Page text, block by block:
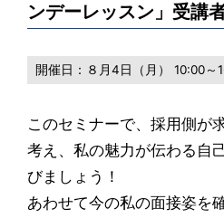
ンデーレッスン」受講
開催日： ８月4日（月） 10:00～
このセミナーで、採用側が
考え、私の魅力が伝わる自
びましょう！
あわせて今の私の面接姿を